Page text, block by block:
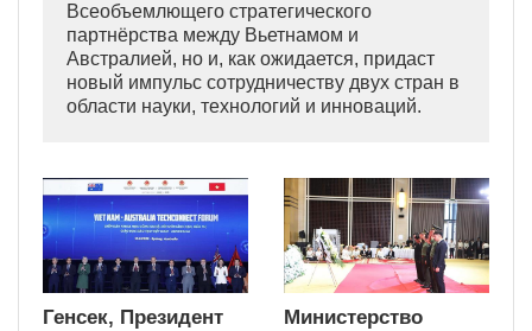
Всеобъемлющего стратегического
партнёрства между Вьетнамом и
Австралией, но и, как ожидается, придаст
новый импульс сотрудничеству двух стран в
области науки, технологий и инноваций.
Генсек, Президент
Министерство